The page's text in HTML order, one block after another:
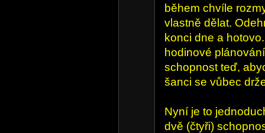
během chvíle
vlastně dělat.
konci dne a
hodinové
schopnost teď,
šanci se vůbec
Nyní je to
dvě (čtyři)